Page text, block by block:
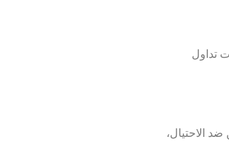
تداول
الاحتيال،